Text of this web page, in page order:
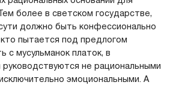
более в светском государстве,
должно быть конфессионально
пытается под предлогом
с мусульманок платок, в
не рациональными
эмоциональными. А